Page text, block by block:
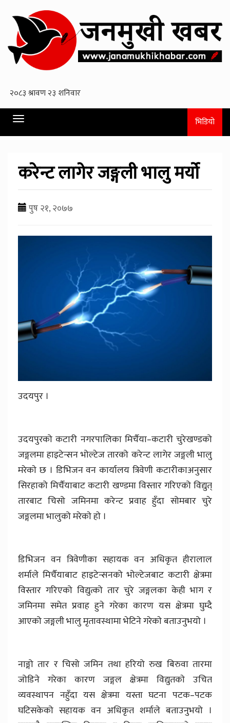
Toggle
navigation
भिडियो
करेन्ट लागेर जङ्गली भालु मर्याे
पुष २१, २०७७
उदयपुर ।
उदयपुरको कटारी नगरपालिका मिर्चैया–कटारी चुरेखण्डको
जङ्गलमा हाइटेन्सन भोल्टेज तारको करेन्ट लागेर जङ्गली भालु
मरेकाे छ । डिभिजन वन कार्यालय त्रिवेणी कटारीकाअनुसार
सिरहाको मिर्चैयाबाट कटारी खण्डमा विस्तार गरिएको विद्युत्
तारबाट चिसो जमिनमा करेन्ट प्रवाह हुँदा सोमबार चुरे
जङ्गलमा भालुको मरेकाे हाे ।
डिभिजन वन त्रिवेणीका सहायक वन अधिकृत हीरालाल
शर्माले मिर्चैयाबाट हाइटेन्सनको भोल्टेजबाट कटारी क्षेत्रमा
विस्तार गरिएको विद्युत्को तार चुरे जङ्गलका केही भाग र
जमिनमा समेत प्रवाह हुने गरेका कारण यस क्षेत्रमा घुम्दै
आएको जङ्गली भालु मृतावस्थामा भेटिने गरेकाे बताउनुभयो ।
नाङ्गो तार र चिसो जमिन तथा हरियो रुख बिरुवा तारमा
जोडिने गरेका कारण जङ्गल क्षेत्रमा विद्युतकाे उचित
व्यवस्थापन नहुँदा यस क्षेत्रमा यस्ता घटना पटक–पटक
घटिसकेको सहायक वन अधिकृत शर्माले बताउनुभयो ।